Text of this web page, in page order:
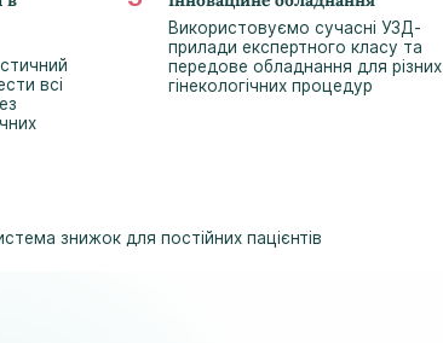
всі
Використовуємо сучасні УЗД-
прилади експертного класу та
передове обладнання для різних
гінекологічних процедур
знижок для постійних пацієнтів